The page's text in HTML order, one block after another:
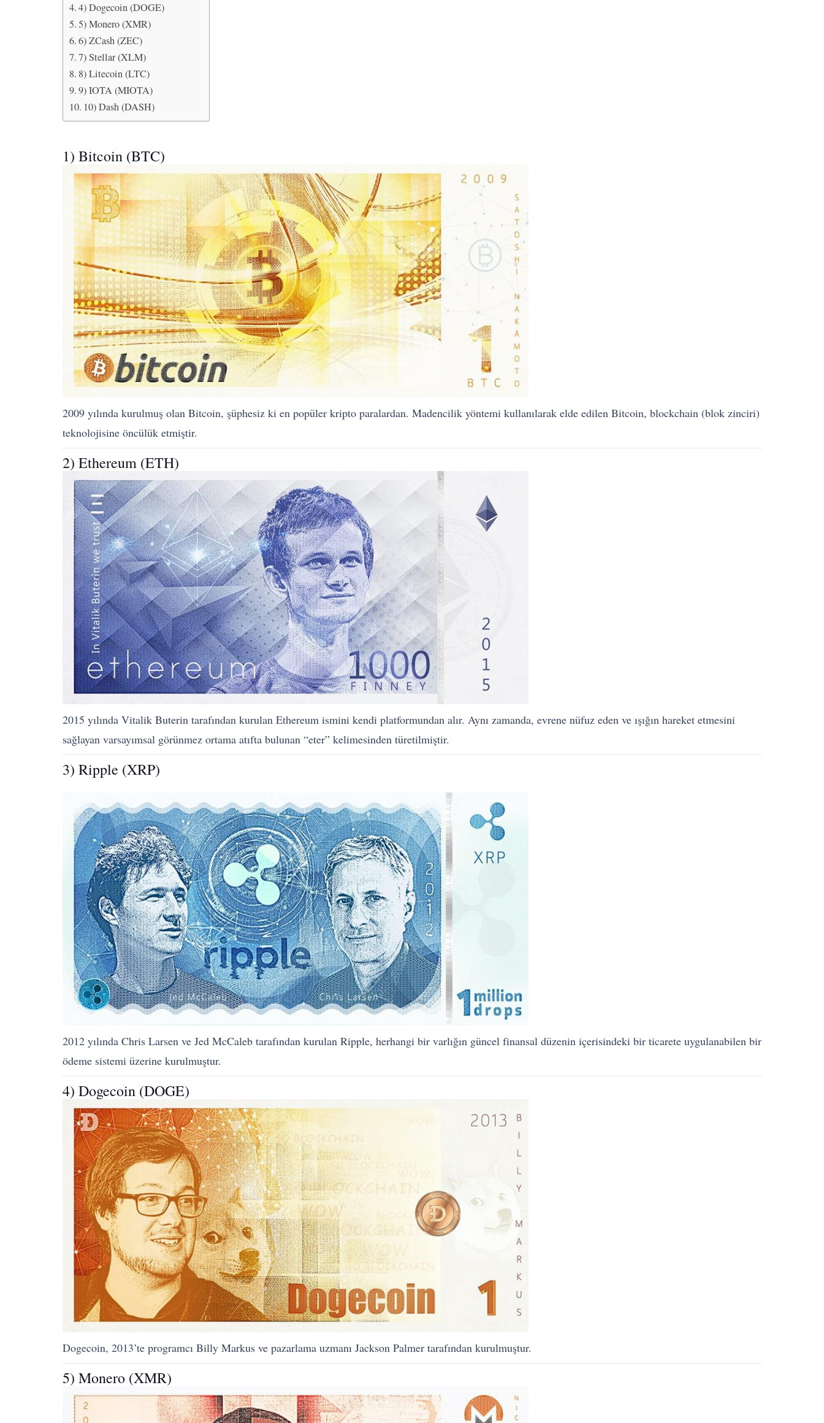
4) Dogecoin (DOGE)
5) Monero (XMR)
6) ZCash (ZEC)
7) Stellar (XLM)
8) Litecoin (LTC)
9) IOTA (MIOTA)
10) Dash (DASH)
1) Bitcoin (BTC)
2009 yılında kurulmuş olan Bitcoin, şüphesiz ki en popüler kripto paralardan. Madencilik yöntemi kullanılarak elde edilen Bitcoin, blockchain (blok zinciri)
teknolojisine öncülük etmiştir.
2) Ethereum (ETH)
2015 yılında Vitalik Buterin tarafından kurulan Ethereum ismini kendi platformundan alır. Aynı zamanda, evrene nüfuz eden ve ışığın hareket etmesini
sağlayan varsayımsal görünmez ortama atıfta bulunan “eter” kelimesinden türetilmiştir.
3) Ripple (XRP)
2012 yılında Chris Larsen ve Jed McCaleb tarafından kurulan Ripple, herhangi bir varlığın güncel finansal düzenin içerisindeki bir ticarete uygulanabilen bir
ödeme sistemi üzerine kurulmuştur.
4) Dogecoin (DOGE)
Dogecoin, 2013’te programcı Billy Markus ve pazarlama uzmanı Jackson Palmer tarafından kurulmuştur.
5) Monero (XMR)